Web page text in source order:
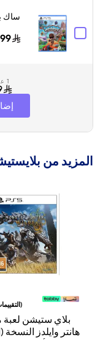
ساك
99
1 عنصر
إضافة 1
المزيد من
)
بلاي ستيشن لعبة
هانتر وايلدز النسخة